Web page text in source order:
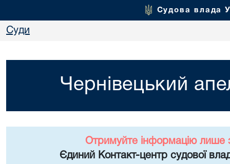
Судова влада
Суди
Чернівецький
Отримуйте інформацію лише
Єдиний Контакт-центр судової